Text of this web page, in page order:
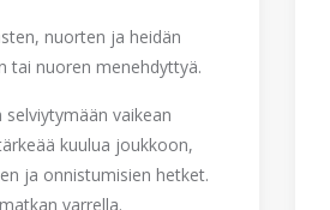
nuorten ja heidän
tai nuoren menehdyttyä.
vaikean
kuulua joukkoon,
ja onnistumisien hetket.
varrella.